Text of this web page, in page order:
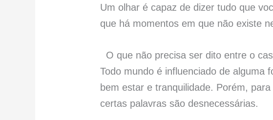
Um olhar é capaz de dizer tudo que
que há momentos em que não existe
O que não precisa ser dito entre o
Todo mundo é influenciado de alguma
bem estar e tranquilidade. Porém,
certas palavras são desnecessárias.